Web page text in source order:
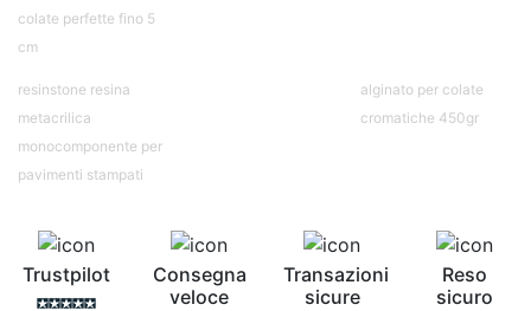
colate perfette fino 5
cm
resinstone resina
metacrilica
monocomponente per
pavimenti stampati
alginato per colate
cromatiche 450gr
Trustpilot
Consegna
veloce
Transazioni
sicure
Reso
sicuro